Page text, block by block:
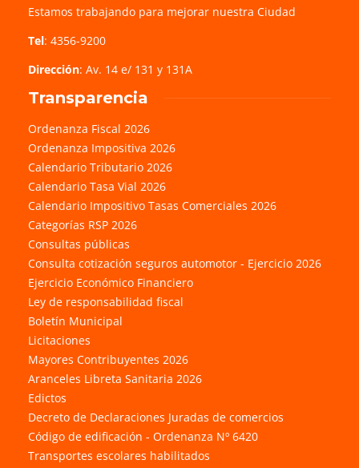
Estamos trabajando para mejorar nuestra Ciudad
Tel: 4356-9200
Dirección: Av. 14 e/ 131 y 131A
Transparencia
Ordenanza Fiscal 2026
Ordenanza Impositiva 2026
Calendario Tributario 2026
Calendario Tasa Vial 2026
Calendario Impositivo Tasas Comerciales 2026
Categorías RSP 2026
Consultas públicas
Consulta cotización seguros automotor - Ejercicio 2026
Ejercicio Económico Financiero
Ley de responsabilidad fiscal
Boletín Municipal
Licitaciones
Mayores Contribuyentes 2026
Aranceles Libreta Sanitaria 2026
Edictos
Decreto de Declaraciones Juradas de comercios
Código de edificación - Ordenanza Nº 6420
Transportes escolares habilitados